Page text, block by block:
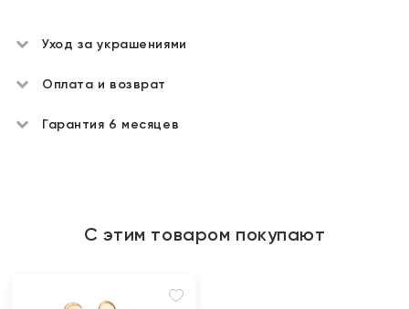
Уход за украшениями
Оплата и возврат
Гарантия 6 месяцев
С этим товаром покупают